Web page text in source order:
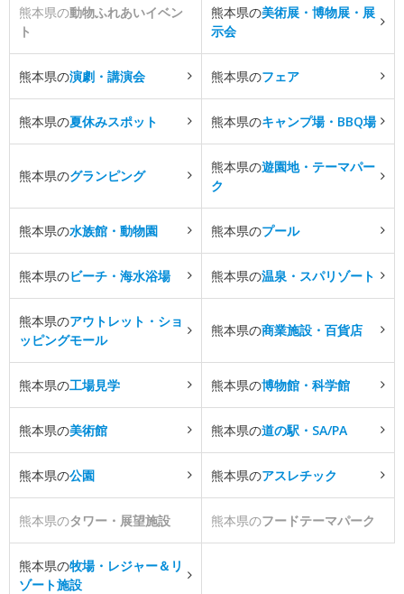
熊本県の動物ふれあいイベン
ト
熊本県の美術展・博物展・展
示会
熊本県の演劇・講演会 熊本県のフェア
熊本県の夏休みスポット 熊本県のキャンプ場・BBQ場
熊本県のグランピング
熊本県の遊園地・テーマパー
ク
熊本県の水族館・動物園 熊本県のプール
熊本県のビーチ・海水浴場 熊本県の温泉・スパリゾート
熊本県のアウトレット・ショ
ッピングモール
熊本県の商業施設・百貨店
熊本県の工場見学 熊本県の博物館・科学館
熊本県の美術館 熊本県の道の駅・SA/PA
熊本県の公園 熊本県のアスレチック
熊本県のタワー・展望施設 熊本県のフードテーマパーク
熊本県の牧場・レジャー＆リ
ゾート施設